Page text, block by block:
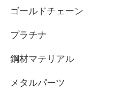
ゴールドチェーン
プラチナ
鋼材マテリアル
メタルパーツ